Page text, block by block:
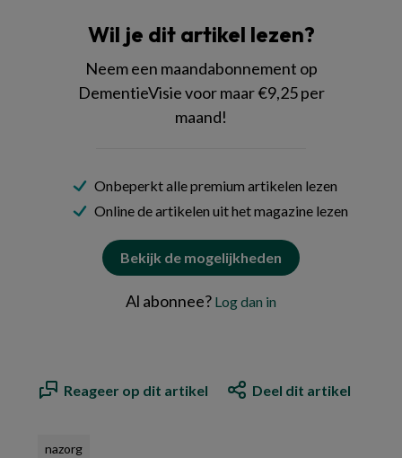
Wil je dit artikel lezen?
Neem een maandabonnement op
DementieVisie voor maar €9,25 per
maand!
Onbeperkt alle premium artikelen lezen
Online de artikelen uit het magazine lezen
Bekijk de mogelijkheden
Al abonnee? Log dan in
Reageer op dit artikel Deel dit artikel
nazorg